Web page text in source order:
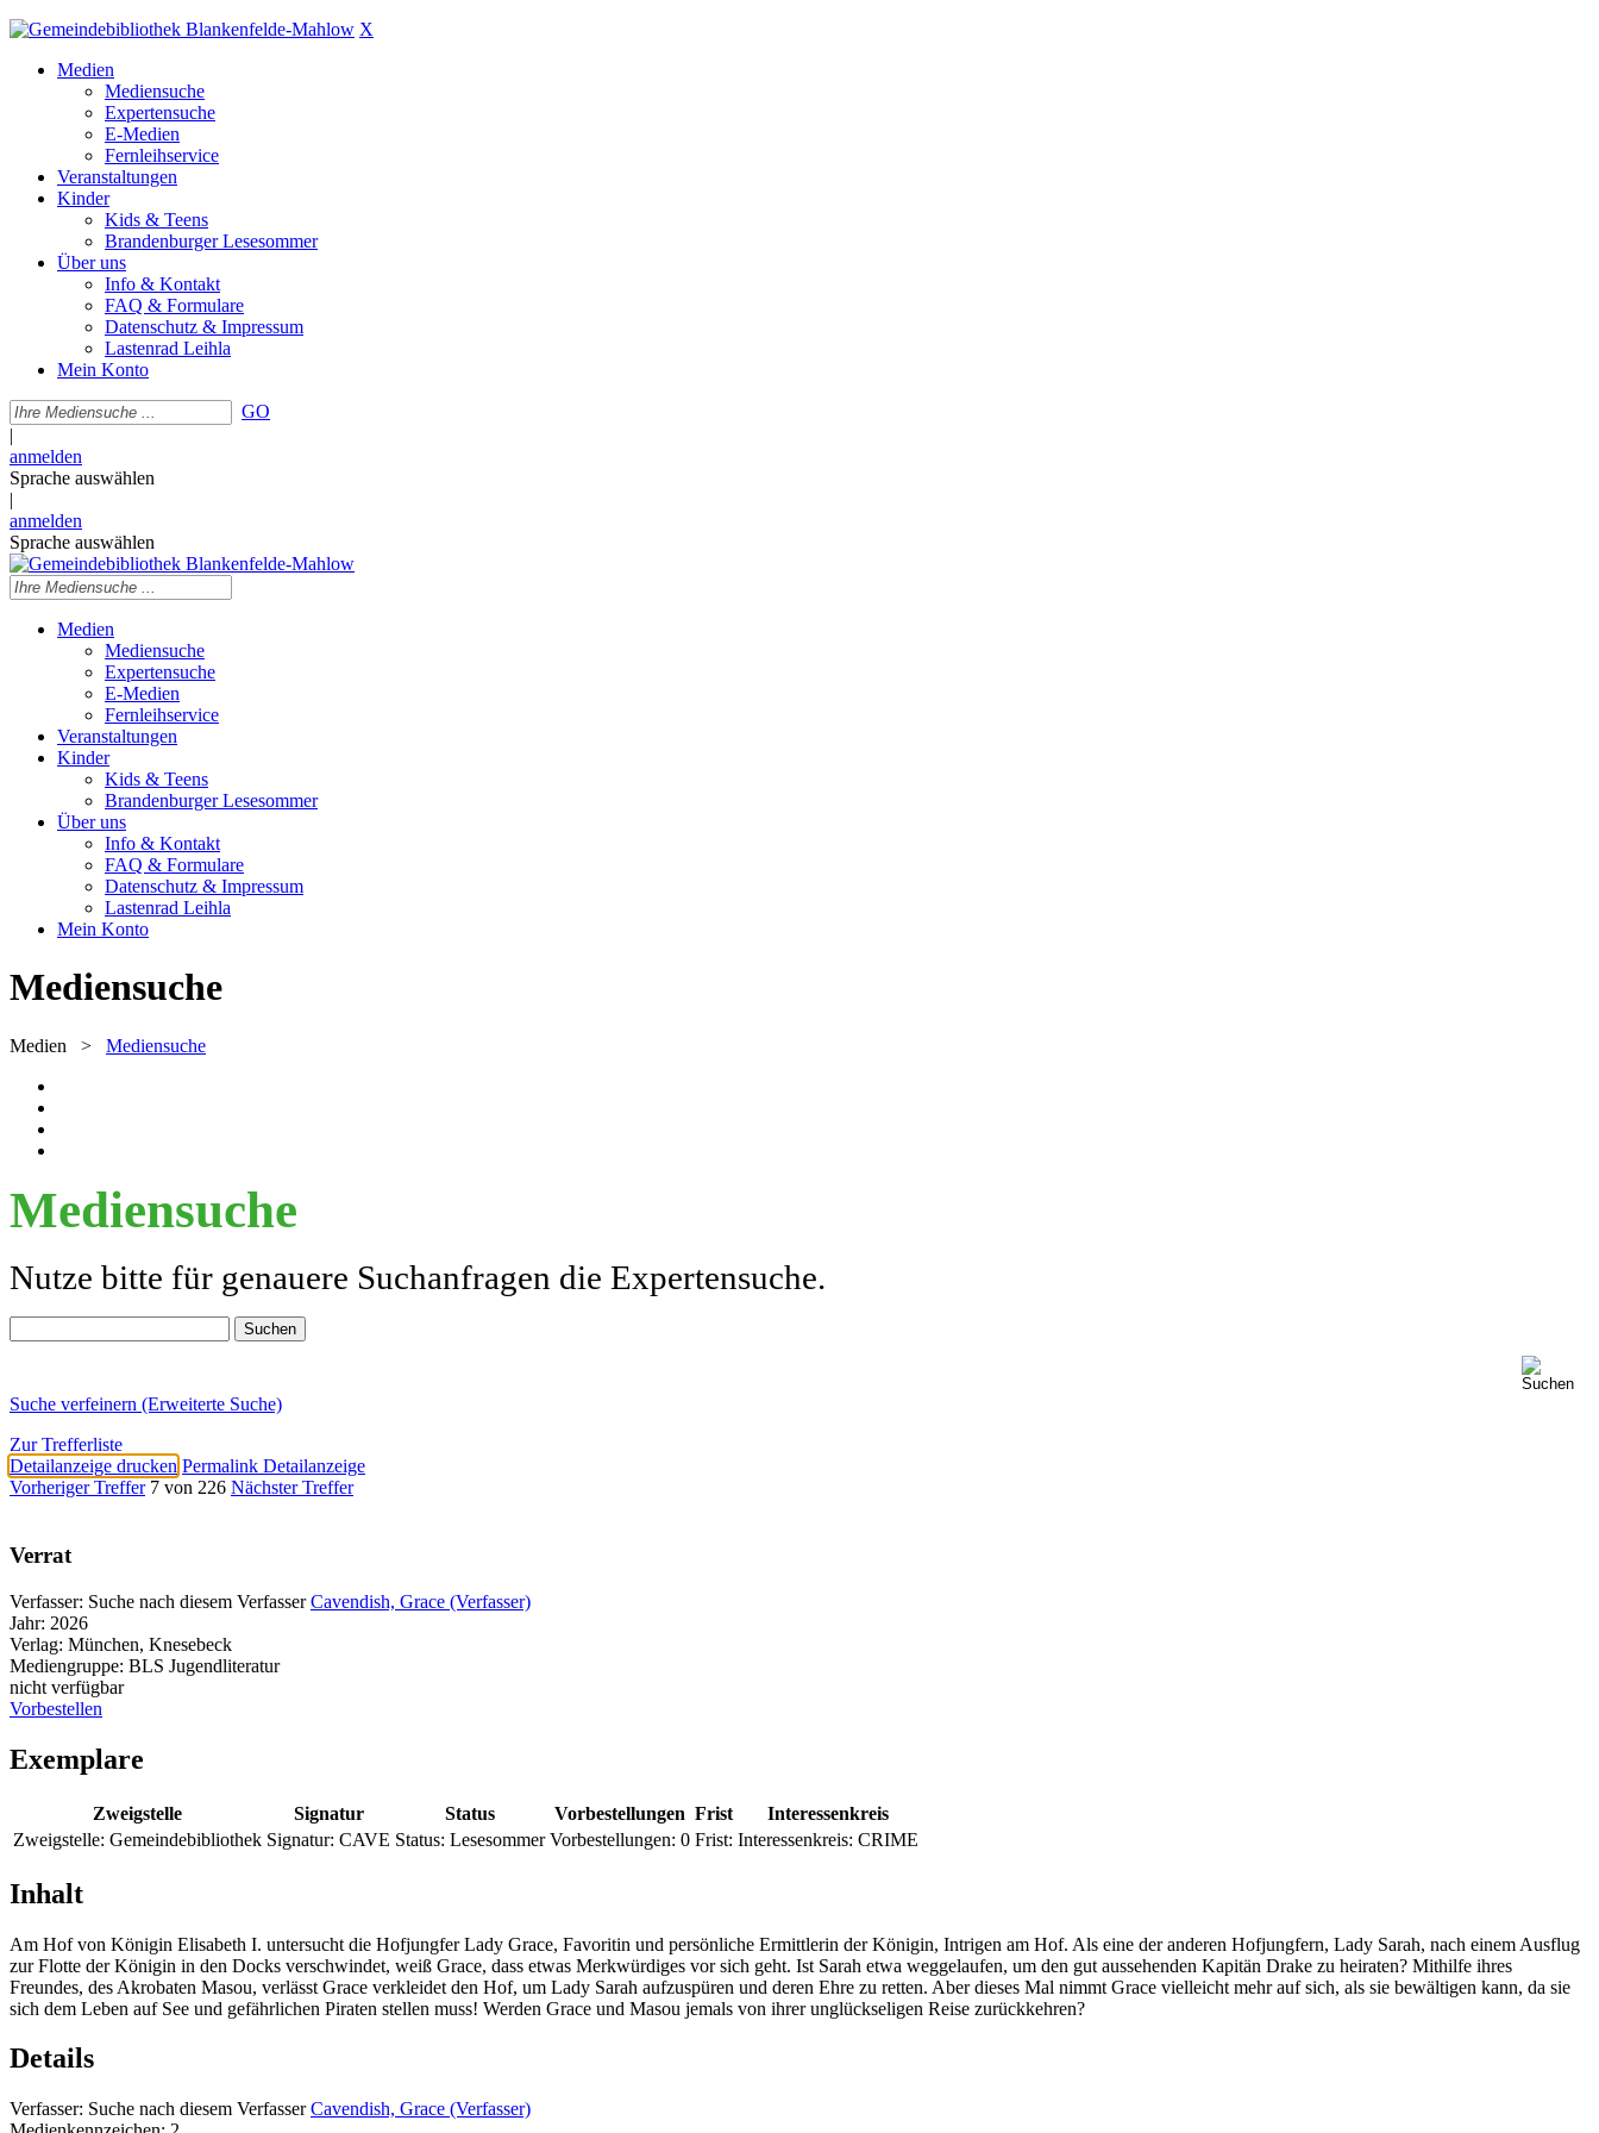
X
Medien
Mediensuche
Expertensuche
E-Medien
Fernleihservice
Veranstaltungen
Kinder
Kids & Teens
Brandenburger Lesesommer
Über uns
Info & Kontakt
FAQ & Formulare
Datenschutz & Impressum
Lastenrad Leihla
Mein Konto
GO
|
anmelden
Sprache auswählen
|
anmelden
Sprache auswählen
Medien
Mediensuche
Expertensuche
E-Medien
Fernleihservice
Veranstaltungen
Kinder
Kids & Teens
Brandenburger Lesesommer
Über uns
Info & Kontakt
FAQ & Formulare
Datenschutz & Impressum
Lastenrad Leihla
Mein Konto
Mediensuche
Medien > Mediensuche
Mediensuche
Nutze bitte für genauere Suchanfragen die Expertensuche.
Suche verfeinern (Erweiterte Suche)
Zur Trefferliste
Detailanzeige drucken Permalink Detailanzeige
Vorheriger Treffer 7 von 226 Nächster Treffer
Verrat
Verfasser: Suche nach diesem Verfasser Cavendish, Grace (Verfasser)
Jahr: 2026
Verlag: München, Knesebeck
Mediengruppe: BLS Jugendliteratur
nicht verfügbar
Vorbestellen
Exemplare
Zweigstelle Signatur Status Vorbestellungen Frist
Interessenkreis
Zweigstelle: Gemeindebibliothek Signatur: CAVE Status: Lesesommer Vorbestellungen: 0 Frist: Interessenkreis: CRIME
Inhalt
Am Hof von Königin Elisabeth I. untersucht die Hofjungfer Lady Grace, Favoritin und persönliche Ermittlerin der Königin, Intrigen am Hof. Als eine der anderen Hofjungfern, Lady Sarah, nach einem Ausflug
zur Flotte der Königin in den Docks verschwindet, weiß Grace, dass etwas Merkwürdiges vor sich geht. Ist Sarah etwa weggelaufen, um den gut aussehenden Kapitän Drake zu heiraten? Mithilfe ihres
Freundes, des Akrobaten Masou, verlässt Grace verkleidet den Hof, um Lady Sarah aufzuspüren und deren Ehre zu retten. Aber dieses Mal nimmt Grace vielleicht mehr auf sich, als sie bewältigen kann, da sie
sich dem Leben auf See und gefährlichen Piraten stellen muss! Werden Grace und Masou jemals von ihrer unglückseligen Reise zurückkehren?
Details
Verfasser: Suche nach diesem Verfasser Cavendish, Grace (Verfasser)